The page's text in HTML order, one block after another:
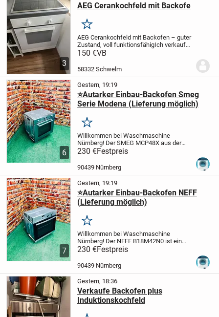
3
AEG Cerankochfeld mit Backofe
Merken
AEG Cerankochfeld mit Backofen – guter
Zustand, voll funktionsfähigIch verkaufe
einen gepflegten AEG Cerankochfeld mit
funktionsfähig und befindet sich in einem
150 €VB
58332 Schwelm
6
Gestern, 19:19
⭐Autarker Einbau-Backofen Smeg
Serie Modena (Lieferung möglich)
Merken
Willkommen bei Waschmaschine
Nürnberg! Der SMEG MCP48X aus der
Serie Modena ist ein hochwertiger Einbau-
Backofen im Edelstahl-Design mit
großem 68-Liter-Garraum, 9
Backofenfunktionen und Pyrolyse-Se...
230 €Festpreis
90439 Nürnberg
7
Gestern, 19:19
⭐Autarker Einbau-Backofen NEFF
(Lieferung möglich)
Merken
Willkommen bei Waschmaschine
Nürnberg! Der NEFF B18M42N0 ist ein
hochwertiger Einbau-Backofen aus
Edelstahl mit Heißluft, Thermogrill und
klassischer Ober-/Unterhitze. Ideal für
230 €Festpreis
90439 Nürnberg
Gestern, 18:36
Verkaufe Backofen plus
Induktionskochfeld